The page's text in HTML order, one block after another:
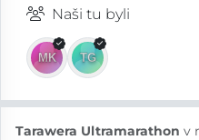
Naši tu byli
Tarawera Ultramarathon v